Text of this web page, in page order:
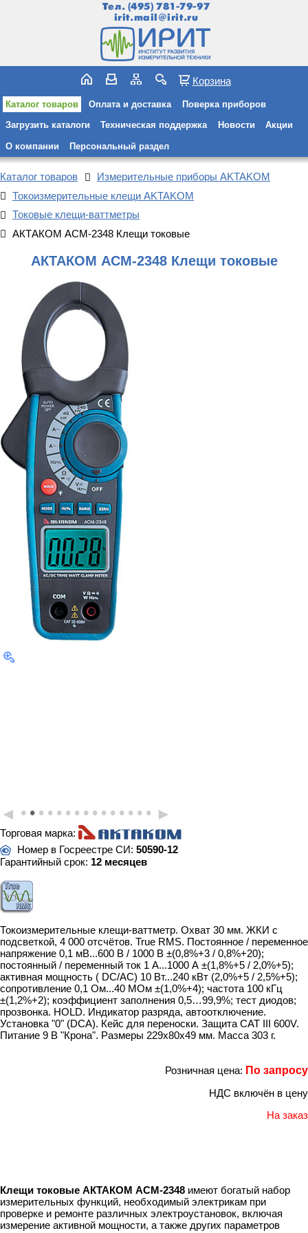
Тел. (495) 781-79-97
irit.mail@irit.ru
Корзина
Каталог товаров Оплата и доставка Поверка приборов
Загрузить каталоги Техническая поддержка Новости Акции
О компании Персональный раздел
Каталог товаров
Измерительные приборы AKTAKOM
Токоизмерительные клещи AKTAKOM
Токовые клещи-ваттметры
АКТАКОМ АСМ-2348 Клещи токовые
АКТАКОМ АСМ-2348 Клещи токовые
• • • • • • • • • • • • • • •
◄ ►
Торговая марка:
Номер в Госреестре СИ: 50590-12
Гарантийный срок: 12 месяцев
Токоизмерительные клещи-ваттметр. Охват 30 мм. ЖКИ с
подсветкой, 4 000 отсчётов. True RMS. Постоянное / переменное
напряжение 0,1 мВ...600 В / 1000 В ±(0,8%+3 / 0,8%+20);
постоянный / переменный ток 1 А...1000 А ±(1,8%+5 / 2,0%+5);
активная мощность ( DC/AC) 10 Вт...240 кВт (2,0%+5 / 2,5%+5);
сопротивление 0,1 Ом...40 МОм ±(1,0%+4); частота 100 кГц
±(1,2%+2); коэффициент заполнения 0,5…99,9%; тест диодов;
прозвонка. HOLD. Индикатор разряда, автоотключение.
Установка "0" (DCA). Кейс для переноски. Защита CAT III 600V.
Питание 9 В "Крона". Размеры 229х80х49 мм. Масса 303 г.
Розничная цена: По запросу
НДС включён в цену
На заказ
Клещи токовые АКТАКОМ АСМ-2348 имеют богатый набор
измерительных функций, необходимый электрикам при
проверке и ремонте различных электроустановок, включая
измерение активной мощности, а также других параметров